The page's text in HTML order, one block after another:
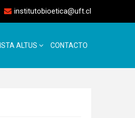
institutobioetica@uft.cl
ALTUS CONTACTO